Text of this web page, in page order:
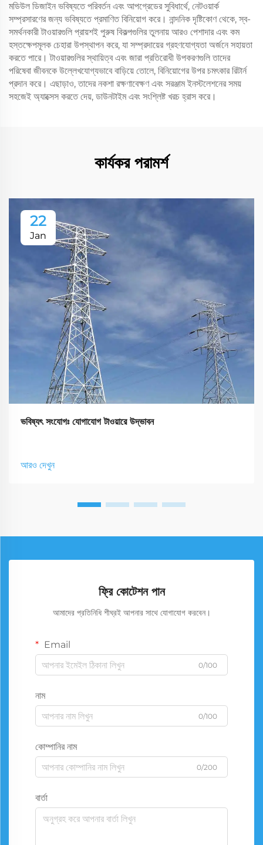
মডিউল ডিজাইন ভবিষ্যতে পরিবর্তন এবং আপগ্রেডের সুবিধার্থে, নেটওয়ার্ক
সম্প্রসারণের জন্য ভবিষ্যতে প্রমাণিত বিনিয়োগ করে। নান্দনিক দৃষ্টিকোণ থেকে, স্ব-
সমর্থনকারী টাওয়ারগুলি প্রায়শই পুরুষ বিকল্পগুলির তুলনায় আরও পেশাদার এবং কম
হস্তক্ষেপমূলক চেহারা উপস্থাপন করে, যা সম্প্রদায়ের গ্রহণযোগ্যতা অর্জনে সহায়তা
করতে পারে। টাওয়ারগুলির স্থায়িত্ব এবং জারা প্রতিরোধী উপকরণগুলি তাদের
পরিষেবা জীবনকে উল্লেখযোগ্যভাবে বাড়িয়ে তোলে, বিনিয়োগের উপর চমৎকার রিটার্ন
প্রদান করে। এছাড়াও, তাদের নকশা রক্ষণাবেক্ষণ এবং সরঞ্জাম ইনস্টলেশনের সময়
সহজেই অ্যাক্সেস করতে দেয়, ডাউনটাইম এবং সংশ্লিষ্ট খরচ হ্রাস করে।
কার্যকর পরামর্শ
22
Jan
ভবিষ্যৎ সংযোগঃ যোগাযোগ টাওয়ারে উদ্ভাবন
আরও দেখুন
ফ্রি কোটেশন পান
আমাদের প্রতিনিধি শীঘ্রই আপনার সাথে যোগাযোগ করবেন।
Email
0/100
নাম
0/100
কোম্পানির নাম
0/200
বার্তা